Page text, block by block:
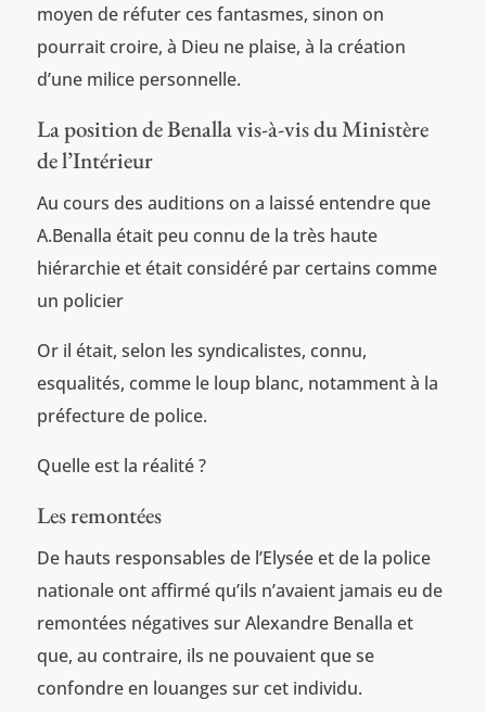
moyen de réfuter ces fantasmes, sinon on
pourrait croire, à Dieu ne plaise, à la création
d’une milice personnelle.
La position de Benalla vis-à-vis du Ministère
de l’Intérieur
Au cours des auditions on a laissé entendre que
A.Benalla était peu connu de la très haute
hiérarchie et était considéré par certains comme
un policier
Or il était, selon les syndicalistes, connu,
esqualités, comme le loup blanc, notamment à la
préfecture de police.
Quelle est la réalité ?
Les remontées
De hauts responsables de l’Elysée et de la police
nationale ont affirmé qu’ils n’avaient jamais eu de
remontées négatives sur Alexandre Benalla et
que, au contraire, ils ne pouvaient que se
confondre en louanges sur cet individu.